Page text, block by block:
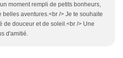
moment rempli de petits bonheurs,
belles aventures.<br /> Je te souhaite
de douceur et de soleil.<br /> Une
d'amitié.